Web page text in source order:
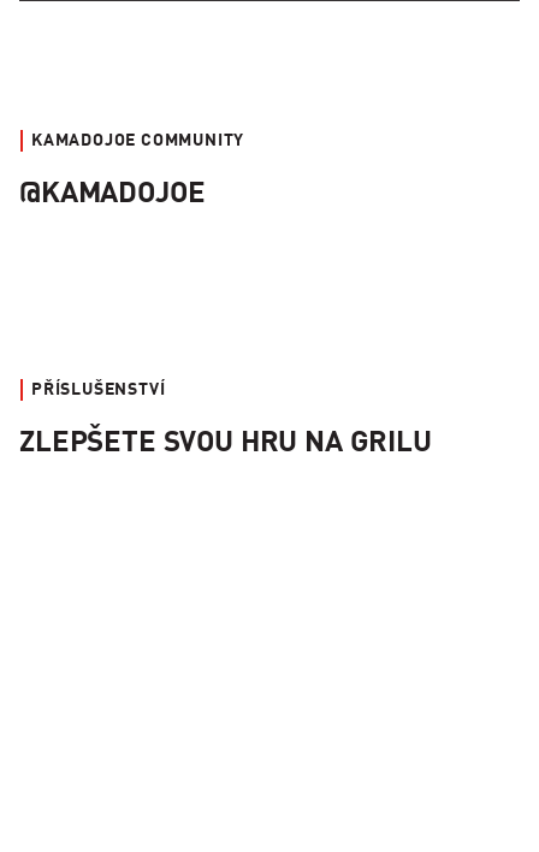
KAMADOJOE COMMUNITY
@KAMADOJOE
PŘÍSLUŠENSTVÍ
ZLEPŠETE SVOU HRU NA GRILU